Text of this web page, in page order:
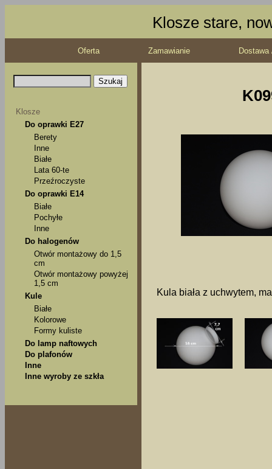
Klosze stare,
Oferta Zamawianie
Klosze
Do oprawki E27
Berety
Inne
Białe
Lata 60-te
Przeźroczyste
Do oprawki E14
Białe
Pochyłe
Inne
Do halogenów
Otwór montażowy do 1,5
cm
Otwór montażowy powyżej
1,5 cm
Kule
Białe
Kolorowe
Formy kuliste
Do lamp naftowych
Do plafonów
Inne
Inne wyroby ze szkła
Kula biała z uchwytem,